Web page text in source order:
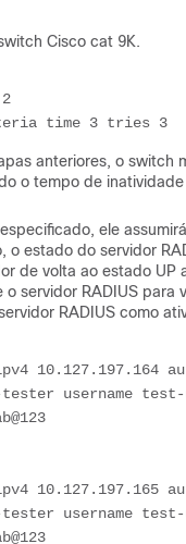
Cisco cat 9K.
time 3 tries 3
anteriores, o switch
o tempo de
ele
estado do servidor
de volta ao estado
servidor RADIUS
RADIUS como
10.127.197.164
username
10.127.197.165
username